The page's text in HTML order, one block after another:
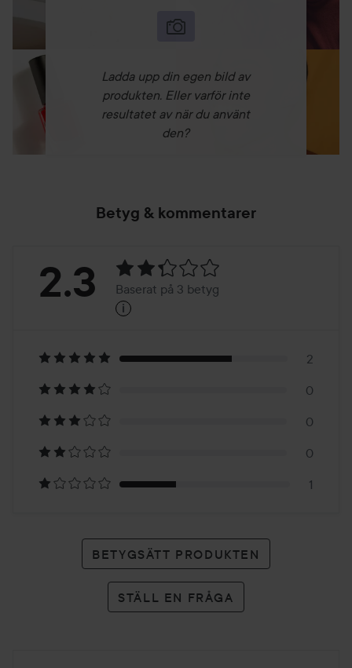
Ladda upp din egen bild av
produkten. Eller varför inte
resultatet av när du använt
den?
Betyg & kommentarer
Betyg:
Baserat
på
3
betyg
2.3 Baserat på 3 betyg
i
2
0
0
0
1
BETYGSÄTT PRODUKTEN
STÄLL EN FRÅGA